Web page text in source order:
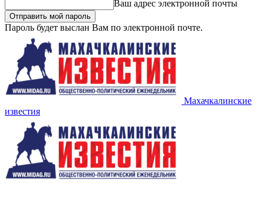
Ваш адрес электронной почты
Пароль будет выслан Вам по электронной почте.
Махачкалинские
известия